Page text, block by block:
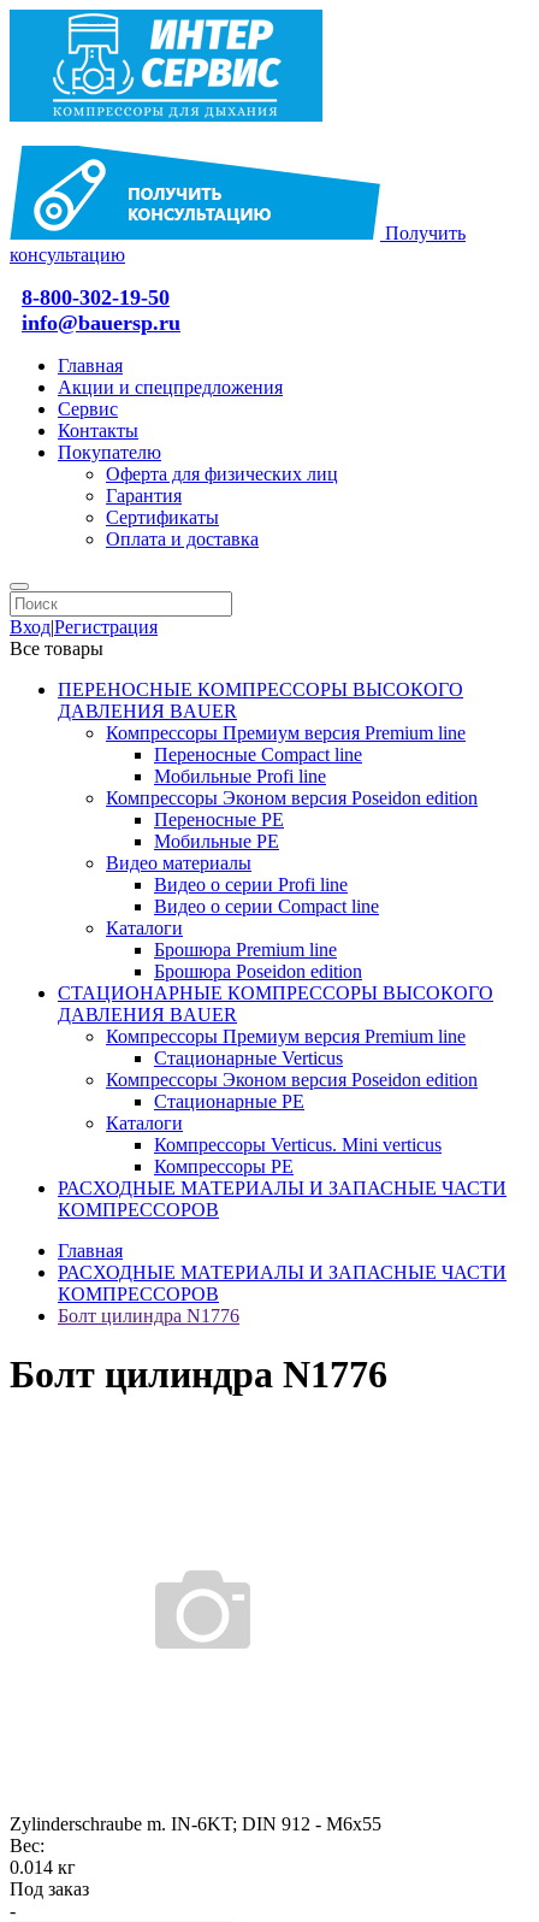
Получить
консультацию
8-800-302-19-50
info@bauersp.ru
Главная
Акции и спецпредложения
Сервис
Контакты
Покупателю
Оферта для физических лиц
Гарантия
Сертификаты
Оплата и доставка
Вход|Регистрация
Все товары
ПЕРЕНОСНЫЕ КОМПРЕССОРЫ ВЫСОКОГО
ДАВЛЕНИЯ BAUER
Компрессоры Премиум версия Premium line
Переносные Compact line
Мобильные Profi line
Компрессоры Эконом версия Poseidon edition
Переносные PE
Мобильные PE
Видео материалы
Видео о серии Profi line
Видео о серии Compact line
Каталоги
Брошюра Premium line
Брошюра Poseidon edition
СТАЦИОНАРНЫЕ КОМПРЕССОРЫ ВЫСОКОГО
ДАВЛЕНИЯ BAUER
Компрессоры Премиум версия Premium line
Стационарные Verticus
Компрессоры Эконом версия Poseidon edition
Стационарные PE
Каталоги
Компрессоры Verticus. Mini verticus
Компрессоры PE
РАСХОДНЫЕ МАТЕРИАЛЫ И ЗАПАСНЫЕ ЧАСТИ
КОМПРЕССОРОВ
Главная
РАСХОДНЫЕ МАТЕРИАЛЫ И ЗАПАСНЫЕ ЧАСТИ
КОМПРЕССОРОВ
Болт цилиндра N1776
Болт цилиндра N1776
Zylinderschraube m. IN-6KT; DIN 912 - M6x55
Вес:
0.014 кг
Под заказ
-